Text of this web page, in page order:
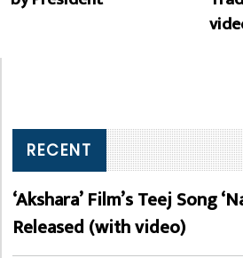
RECENT
‘Akshara’ Film’s Teej Song
Released (with video)